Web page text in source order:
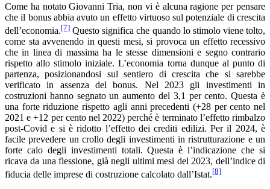
Come ha notato Giovanni Tria, non vi è alcuna ragione per pensare
che il bonus abbia avuto un effetto virtuoso sul potenziale di crescita
dell’economia.[7] Questo significa che quando lo stimolo viene tolto,
come sta avvenendo in questi mesi, si provoca un effetto recessivo
che in linea di massima ha le stesse dimensioni e segno contrario
rispetto allo stimolo iniziale. L’economia torna dunque al punto di
partenza, posizionandosi sul sentiero di crescita che si sarebbe
verificato in assenza del bonus. Nel 2023 gli investimenti in
costruzioni hanno segnato un aumento del 3,1 per cento. Questa è
una forte riduzione rispetto agli anni precedenti (+28 per cento nel
2021 e +12 per cento nel 2022) perché è terminato l’effetto rimbalzo
post-Covid e si è ridotto l’effetto dei crediti edilizi. Per il 2024, è
facile prevedere un crollo degli investimenti in ristrutturazione e un
forte calo degli investimenti totali. Questa è l’indicazione che si
ricava da una flessione, già negli ultimi mesi del 2023, dell’indice di
fiducia delle imprese di costruzione calcolato dall’Istat.[8]